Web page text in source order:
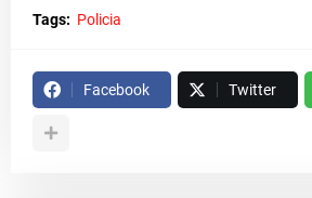
Tags: Policia
Facebook Twitter